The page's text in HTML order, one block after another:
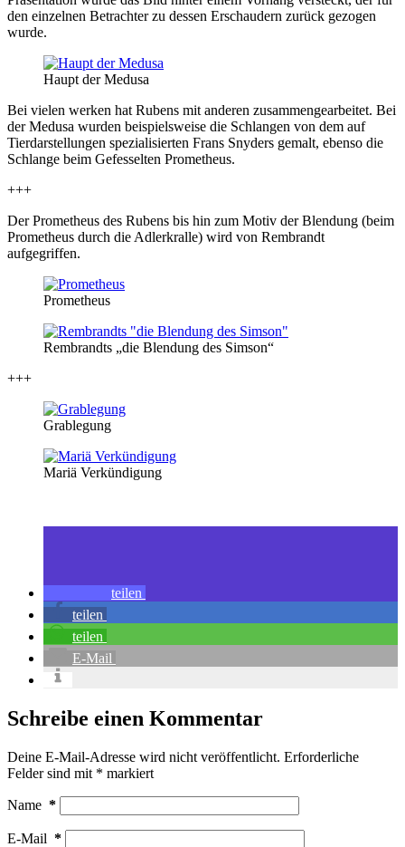
den einzelnen Betrachter zu dessen Erschaudern zurück gezogen
wurde.
Haupt der Medusa
Bei vielen werken hat Rubens mit anderen zusammengearbeitet. Bei
der Medusa wurden beispielsweise die Schlangen von dem auf
Tierdarstellungen spezialisierten Frans Snyders gemalt, ebenso die
Schlange beim Gefesselten Prometheus.
+++
Der Prometheus des Rubens bis hin zum Motiv der Blendung (beim
Prometheus durch die Adlerkralle) wird von Rembrandt
aufgegriffen.
Prometheus
Rembrandts „die Blendung des Simson“
+++
Grablegung
Mariä Verkündigung
teilen
teilen
teilen
E-Mail
Schreibe einen Kommentar
Deine E-Mail-Adresse wird nicht veröffentlicht. Erforderliche
Felder sind mit * markiert
Name *
E-Mail *